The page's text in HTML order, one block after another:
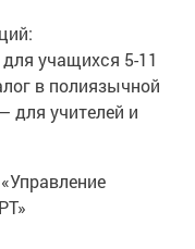
учащихся 5-11
в полиязычной
для учителей и